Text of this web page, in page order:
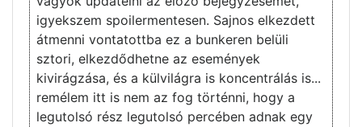
igyekszem spoilermentesen. Sajnos elkezdett
átmenni vontatottba ez a bunkeren belüli
sztori, elkezdődhetne az események
kivirágzása, és a külvilágra is koncentrálás is...
remélem itt is nem az fog történni, hogy a
legutolsó rész legutolsó percében adnak egy